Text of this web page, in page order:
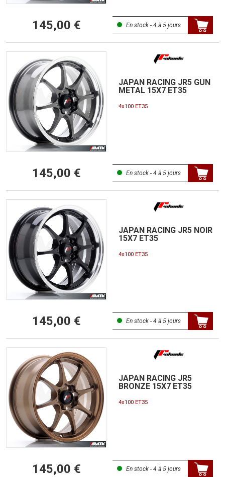
145,00 € En stock - 4 à 5 jours
JAPAN RACING JR5 GUN
METAL 15X7 ET35
4x100 ET35
145,00 € En stock - 4 à 5 jours
JAPAN RACING JR5 NOIR
15X7 ET35
4x100 ET35
145,00 € En stock - 4 à 5 jours
JAPAN RACING JR5
BRONZE 15X7 ET35
4x100 ET35
145,00 € En stock - 4 à 5 jours